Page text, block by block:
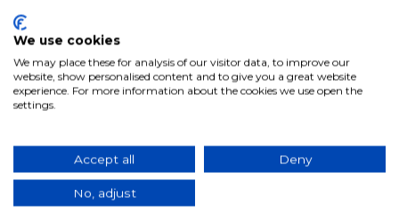
Matériau : PVC recyclé (PP Recycling)
Autonomie : jusqu'à 20 heures
Durée de vie : > 25 000 heures
Poids net : 0,23 kg
Régulateur d'intensité : Oui, avec 3 niveaux
Cette ampoule portable offre une grande polyvalence grâce
à sa base magnétique, qui permet de la placer facilement
sur n'importe quelle surface métallique, sans nécessiter
d'installation. Sa protection IP54 la rend résistante à la
poussière et à l'eau, permettant son utilisation en extérieur
We use cookies
We may place these for analysis of our visitor data, to improve our
website, show personalised content and to give you a great website
experience. For more information about the cookies we use open the
settings.
Accept all Deny
No, adjust